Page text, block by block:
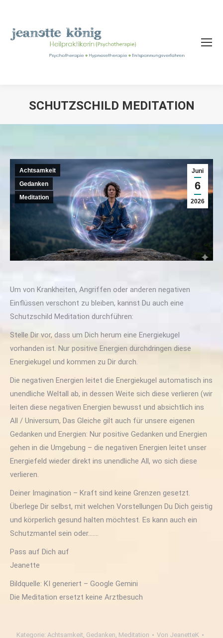
SCHUTZSCHILD MEDITATION
Juni
6
2026
Achtsamkeit
Gedanken
Meditation
Um von Krankheiten, Angriffen oder anderen negativen
Einflüssen verschont zu bleiben, kannst Du auch eine
Schutzschild Meditation durchführen:
Stelle Dir vor, dass um Dich herum eine Energiekugel
vorhanden ist. Nur positive Energien durchdringen diese
Energiekugel und kommen zu Dir durch.
Die negativen Energien leitet die Energiekugel automatisch ins
unendliche Weltall ab, in dessen Weite sich diese verlieren (wir
leiten diese negativen Energien bewusst und absichtlich ins
All / Universum, Das Gleiche gilt auch für unsere eigenen
Gedanken und Energien: Nur positive Gedanken und Energien
gehen in die Umgebung – die negativen Energien leitet unser
Energiefeld wieder direkt ins unendliche All, wo sich diese
verlieren.
Deiner Imagination – Kraft sind keine Grenzen gesetzt.
Überlege Dir selbst, mit welchen Vorstellungen Du Dich geistig
und körperlich gesund halten möchtest. Es kann auch ein
Schutzmantel sein oder…….
Pass auf Dich auf
Jeanette
Bildquelle: KI generiert – Google Gemini
Die Meditation ersetzt keine Arztbesuch
Kategorie: Achtsamkeit, Gedanken, Meditation Von JeanetteK